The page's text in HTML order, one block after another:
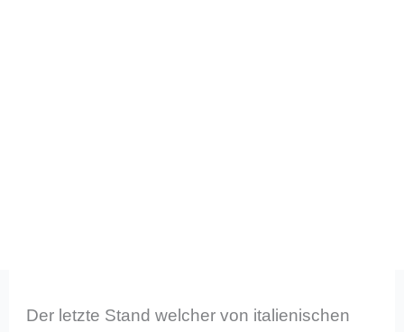
Der letzte Stand welcher von italienischen